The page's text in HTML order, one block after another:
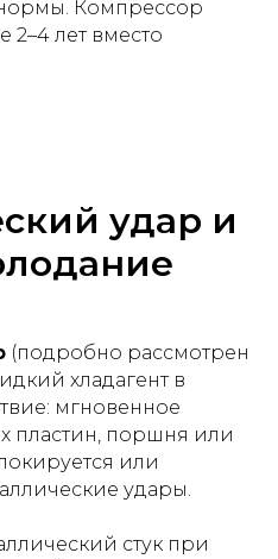
Компрессор
2–4 лет вместо
удар и
(подробно рассмотрен
хладагент в
мгновенное
пластин, поршня или
или
удары.
стук при